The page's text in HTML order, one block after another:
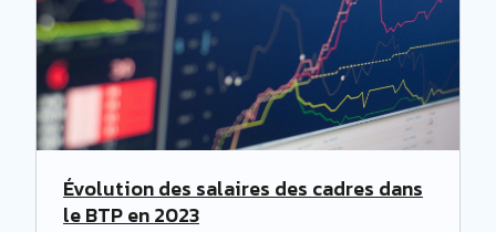
Évolution des salaires des cadres dans
le BTP en 2023